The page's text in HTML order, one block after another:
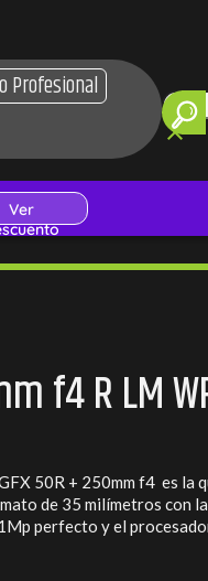
Profesional
clear
f4 R LM
50R + 250mm f4 es la
de 35 milímetros con
perfecto y el